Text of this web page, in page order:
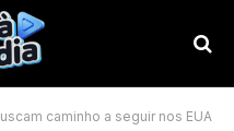
caminho a seguir nos EUA